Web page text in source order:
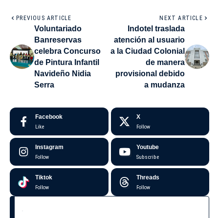
PREVIOUS ARTICLE
Voluntariado
Banreservas
celebra Concurso
de Pintura Infantil
Navideño Nidia
Serra
NEXT ARTICLE
Indotel traslada
atención al usuario
a la Ciudad Colonial
de manera
provisional debido
a mudanza
Facebook
Like
X
Follow
Instagram
Follow
Youtube
Subscribe
Tiktok
Follow
Threads
Follow